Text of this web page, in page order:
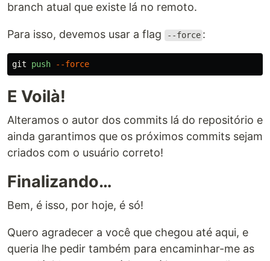
branch atual que existe lá no remoto.
Para isso, devemos usar a flag --force :
git push --force
E Voilà!
Alteramos o autor dos commits lá do repositório e
ainda garantimos que os próximos commits sejam
criados com o usuário correto!
Finalizando…
Bem, é isso, por hoje, é só!
Quero agradecer a você que chegou até aqui, e
queria lhe pedir também para encaminhar-me as